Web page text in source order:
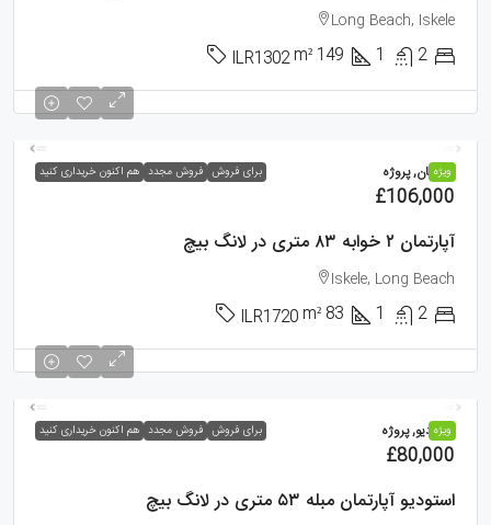
Long Beach, Iskele
2
1
149
m²
ILR1302
ویژه برای فروش فروش مجدد هم اکنون خریداری کنید آپارتمان, پروژه
£106,000
آپارتمان ۲ خوابه ۸۳ متری در لانگ بیچ
Iskele, Long Beach
2
1
83
m²
ILR1720
ویژه برای فروش فروش مجدد هم اکنون خریداری کنید استودیو, پروژه
£80,000
استودیو آپارتمان مبله ۵۳ متری در لانگ بیچ